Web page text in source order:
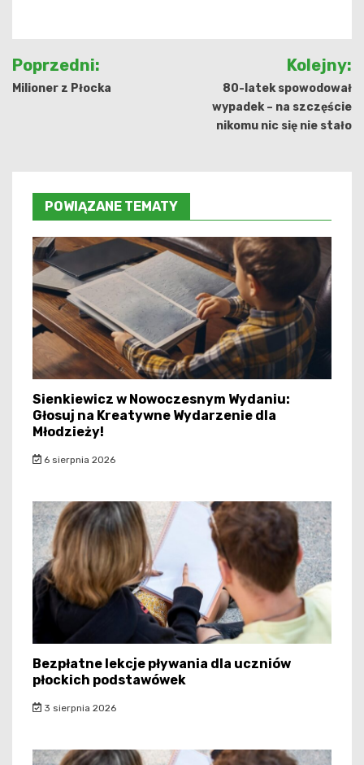
Nawigacja
wpisu
Poprzedni:
Milioner z Płocka
Kolejny:
80-latek spowodował
wypadek – na szczęście
nikomu nic się nie stało
POWIĄZANE TEMATY
Sienkiewicz w Nowoczesnym Wydaniu:
Głosuj na Kreatywne Wydarzenie dla
Młodzieży!
6 sierpnia 2026
Bezpłatne lekcje pływania dla uczniów
płockich podstawówek
3 sierpnia 2026